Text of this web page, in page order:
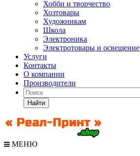
Хобби и творчество
Хозтовары
Художникам
Школа
Электроника
Электротовары и освещение
Услуги
Контакты
О компании
Производители
Найти
МЕНЮ